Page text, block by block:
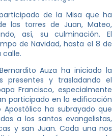
de la Misa que ha
las torres de Juan, Mateo,
así, su culminación. El
de Navidad, hasta el 8 de
calle.
Auza ha iniciado la
presentes y trasladando el
Francisco, especialmente
participado en la edificación
Apostólico ha subrayado que
a los santos evangelistas,
y san Juan. Cada una nos